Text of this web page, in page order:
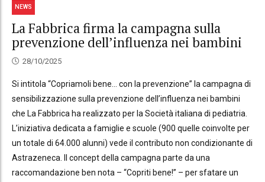
NEWS
La Fabbrica firma la campagna sulla
prevenzione dell’influenza nei bambini
28/10/2025
Si intitola “Copriamoli bene… con la prevenzione” la campagna di
sensibilizzazione sulla prevenzione dell’influenza nei bambini
che La Fabbrica ha realizzato per la Società italiana di pediatria.
L’iniziativa dedicata a famiglie e scuole (900 quelle coinvolte per
un totale di 64.000 alunni) vede il contributo non condizionante di
Astrazeneca. Il concept della campagna parte da una
raccomandazione ben nota – “Copriti bene!” – per sfatare un